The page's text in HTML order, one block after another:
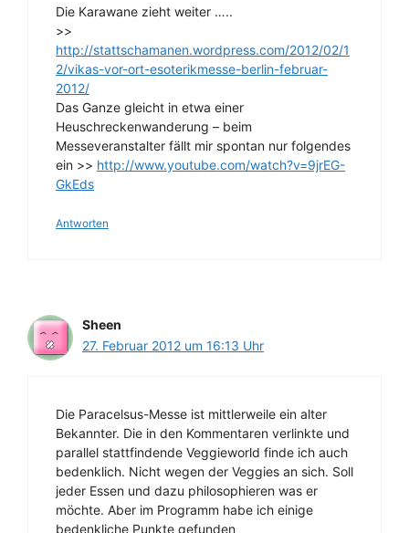
Die Karawane zieht weiter …..
>>
http://stattschamanen.wordpress.com/2012/02/1
2/vikas-vor-ort-esoterikmesse-berlin-februar-
2012/
Das Ganze gleicht in etwa einer
Heuschreckenwanderung – beim
Messeveranstalter fällt mir spontan nur folgendes
ein >> http://www.youtube.com/watch?v=9jrEG-
GkEds
Antworten
Sheen
27. Februar 2012 um 16:13 Uhr
Die Paracelsus-Messe ist mittlerweile ein alter
Bekannter. Die in den Kommentaren verlinkte und
parallel stattfindende Veggieworld finde ich auch
bedenklich. Nicht wegen der Veggies an sich. Soll
jeder Essen und dazu philosophieren was er
möchte. Aber im Programm habe ich einige
bedenkliche Punkte gefunden